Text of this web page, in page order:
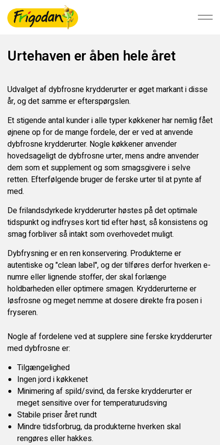
Detail
Bæredygtighed
Om Ardo NV
Ardo.com
KONTAKT OS
Urtehaven er åben hele året
Udvalget af dybfrosne krydderurter er øget markant i disse
år, og det samme er efterspørgslen.
Et stigende antal kunder i alle typer køkkener har nemlig fået
øjnene op for de mange fordele, der er ved at anvende
dybfrosne krydderurter. Nogle køkkener anvender
hovedsageligt de dybfrosne urter, mens andre anvender
dem som et supplement og som smagsgivere i selve
retten. Efterfølgende bruger de ferske urter til at pynte af
med.
De frilandsdyrkede krydderurter høstes på det optimale
tidspunkt og indfryses kort tid efter høst, så konsistens og
smag forbliver så intakt som overhovedet muligt.
Dybfrysning er en ren konservering. Produkterne er
autentiske og "clean label", og der tilføres derfor hverken e-
numre eller lignende stoffer, der skal forlænge
holdbarheden eller optimere smagen. Krydderurterne er
løsfrosne og meget nemme at dosere direkte fra posen i
fryseren.
Nogle af fordelene ved at supplere sine ferske krydderurter
med dybfrosne er:
Tilgængelighed
Ingen jord i køkkenet
Minimering af spild/svind, da ferske krydderurter er
meget sensitive over for temperaturudsving
Stabile priser året rundt
Mindre tidsforbrug, da produkterne hverken skal
rengøres eller hakkes.